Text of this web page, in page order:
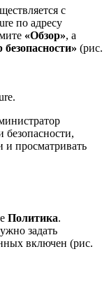
с
по адресу
«Обзор», а
(рис.
безопасности,
и просматривать
Политика.
задать
включен (рис.